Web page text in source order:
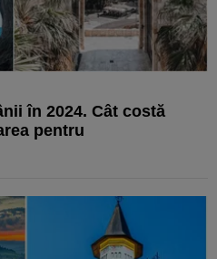
în 2024. Cât costă
pentru